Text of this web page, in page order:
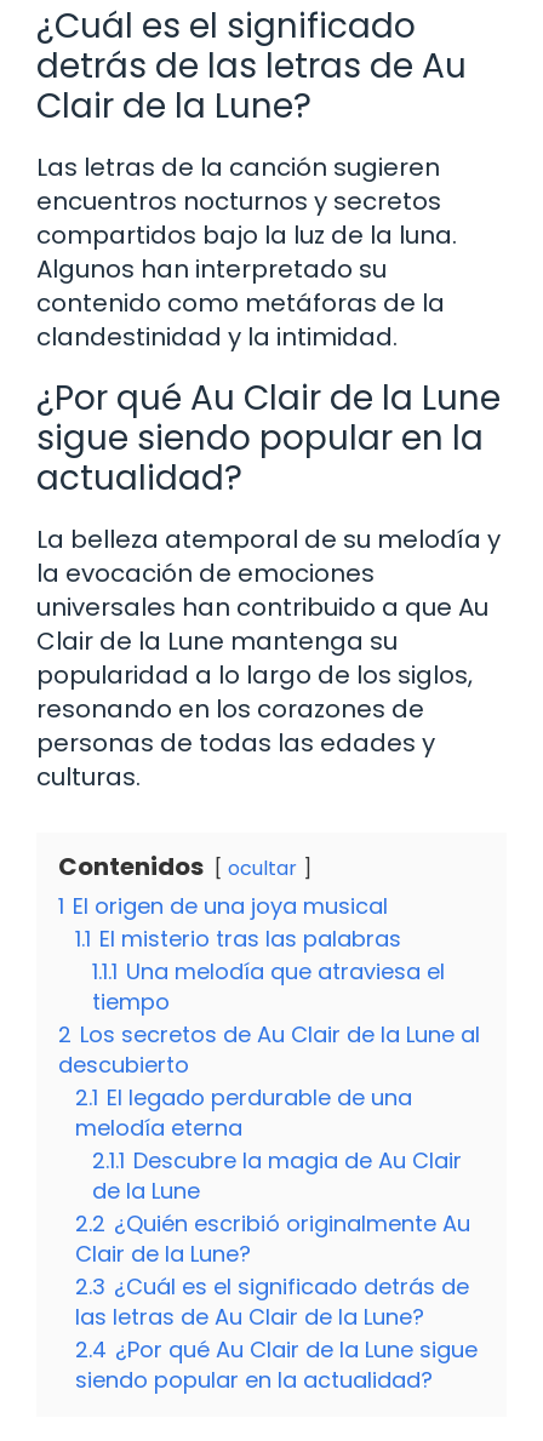
¿Cuál es el significado
detrás de las letras de Au
Clair de la Lune?
Las letras de la canción sugieren
encuentros nocturnos y secretos
compartidos bajo la luz de la luna.
Algunos han interpretado su
contenido como metáforas de la
clandestinidad y la intimidad.
¿Por qué Au Clair de la Lune
sigue siendo popular en la
actualidad?
La belleza atemporal de su melodía y
la evocación de emociones
universales han contribuido a que Au
Clair de la Lune mantenga su
popularidad a lo largo de los siglos,
resonando en los corazones de
personas de todas las edades y
culturas.
Contenidos ocultar
1 El origen de una joya musical
1.1 El misterio tras las palabras
1.1.1 Una melodía que atraviesa el
tiempo
2 Los secretos de Au Clair de la Lune al
descubierto
2.1 El legado perdurable de una
melodía eterna
2.1.1 Descubre la magia de Au Clair
de la Lune
2.2 ¿Quién escribió originalmente Au
Clair de la Lune?
2.3 ¿Cuál es el significado detrás de
las letras de Au Clair de la Lune?
2.4 ¿Por qué Au Clair de la Lune sigue
siendo popular en la actualidad?